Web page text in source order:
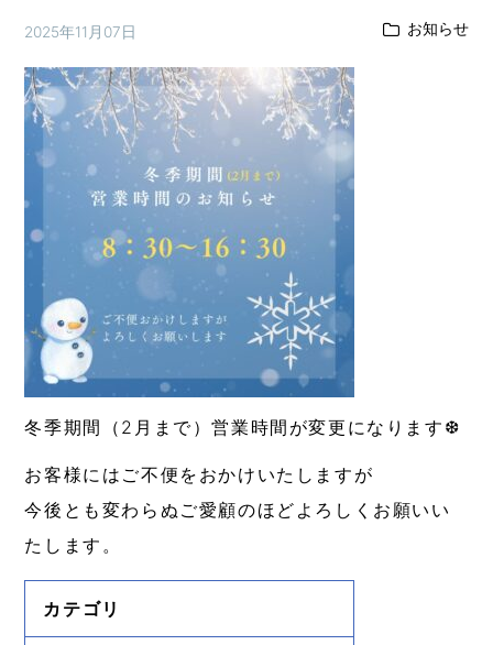
2025年11月07日 お知らせ
冬季期間（2月まで）営業時間が変更になります❆
お客様にはご不便をおかけいたしますが
今後とも変わらぬご愛顧のほどよろしくお願いい
たします。
カテゴリ